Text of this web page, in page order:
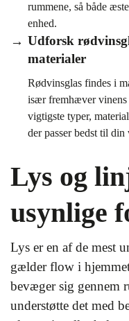
rummene, så både
enhed.
Udforsk
materialer
Rødvinsglas findes i
især fremhæver vinens
vigtigste typer,
der passer bedst til din
Lys og
usynlige
Lys er en af de mest
gælder flow i
bevæger sig gennem
understøtte det med